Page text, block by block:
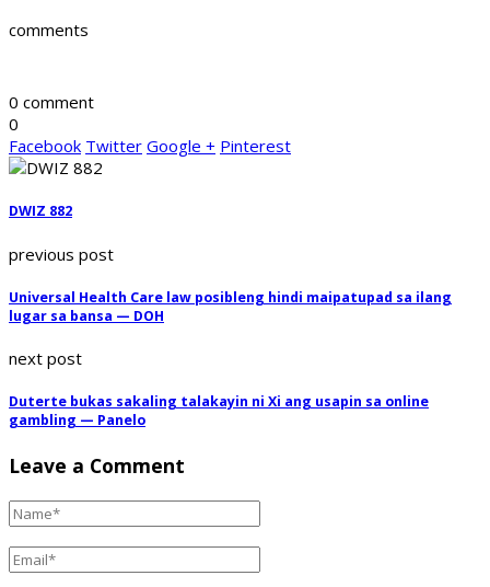
comments
0 comment
0
Facebook Twitter Google + Pinterest
DWIZ 882
previous post
Universal Health Care law posibleng hindi maipatupad sa ilang
lugar sa bansa — DOH
next post
Duterte bukas sakaling talakayin ni Xi ang usapin sa online
gambling — Panelo
Leave a Comment